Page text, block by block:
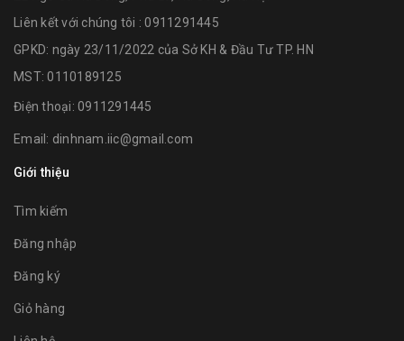
Liên kết với chúng tôi : 0911291445
GPKD: ngày 23/11/2022 của Sở KH & Đầu Tư TP. HN
MST: 0110189125
Điện thoại: 0911291445
Email: dinhnam.iic@gmail.com
Giới thiệu
Tìm kiếm
Đăng nhập
Đăng ký
Giỏ hàng